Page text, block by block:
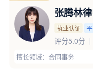
张腾林
执业认证
评分5.0分
擅长领域：合同事务